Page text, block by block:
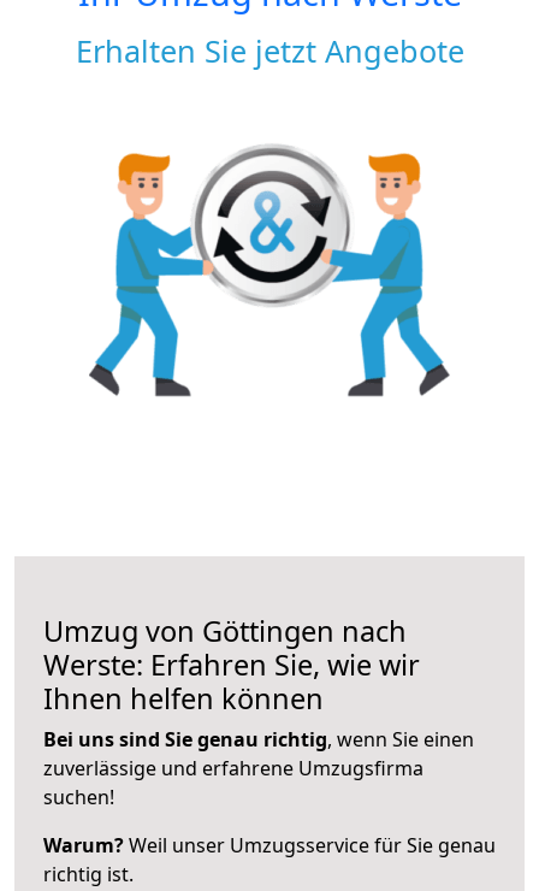
Erhalten Sie jetzt Angebote
Umzug von Göttingen nach
Werste: Erfahren Sie, wie wir
Ihnen helfen können
Bei uns sind Sie genau richtig, wenn Sie einen
zuverlässige und erfahrene Umzugsfirma
suchen!
Warum?Weil unser Umzugsservice für Sie genau
richtig ist.